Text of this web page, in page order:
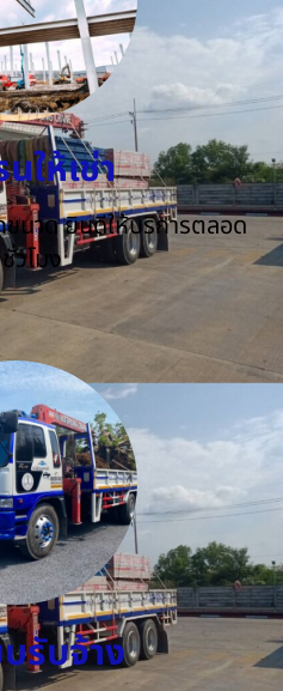
ให้เช่า
ขนาด ยินดีให้บริการตลอด
วโมง
รับจ้าง